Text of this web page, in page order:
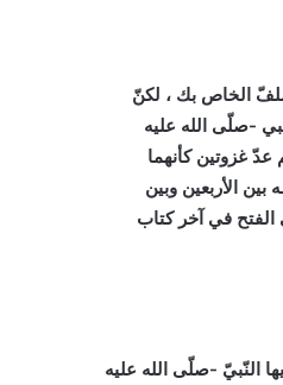
الخاص بك ، لكنّ
-صلّى الله عليه
غزوتين كأنهما
الأربعين وبين
الفتح في آخر كتاب
النّبيّ -صلّى الله عليه